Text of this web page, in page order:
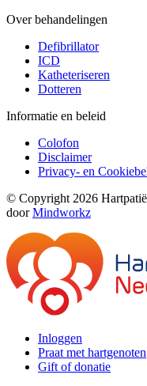
Over behandelingen
Defibrillator
ICD
Katheteriseren
Dotteren
Informatie en beleid
Colofon
Disclaimer
Privacy- en
© Copyright 2026
doorMindworkz
Inloggen
Praat met hartgenoten
Gift of donatie